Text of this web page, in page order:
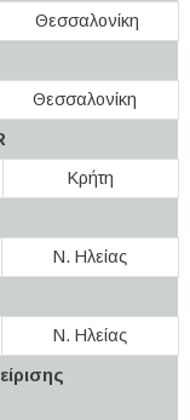
Θεσσαλονίκη
Θεσσαλονίκη
Κρήτη
Ν. Ηλείας
Ν. Ηλείας